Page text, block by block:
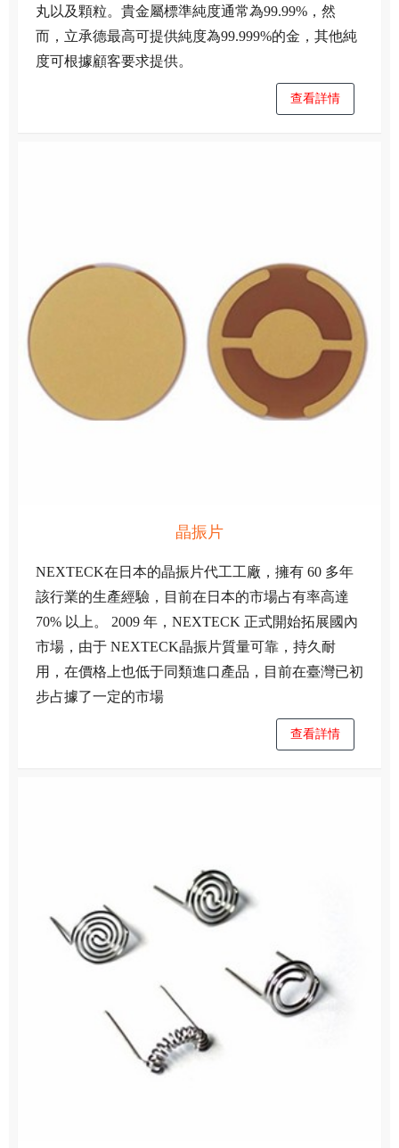
丸以及顆粒。貴金屬標準純度通常為99.99%，然
而，立承德最高可提供純度為99.999%的金，其他純
度可根據顧客要求提供。
查看詳情
晶振片
NEXTECK在日本的晶振片代工工廠，擁有 60 多年
該行業的生產經驗，目前在日本的市場占有率高達
70% 以上。 2009 年，NEXTECK 正式開始拓展國內
市場，由于 NEXTECK晶振片質量可靠，持久耐
用，在價格上也低于同類進口產品，目前在臺灣已初
步占據了一定的市場
查看詳情